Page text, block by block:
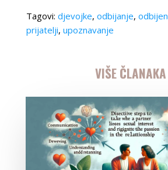
Tagovi: djevojke, odbijanje, odbijen
prijatelji, upoznavanje
VIŠE ČLANAKA